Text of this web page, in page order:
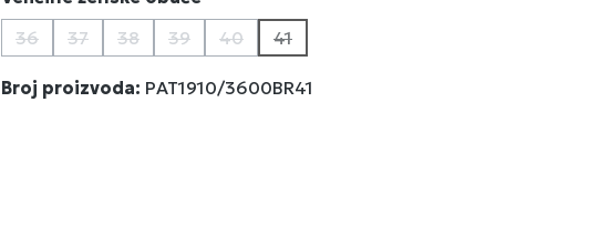
36
(Ova opcija trenutno nije dostupna.)
37
(Ova opcija trenutno nije dostupna.)
38
(Ova opcija trenutno nije dostupna.)
39
(Ova opcija trenutno nije dostupna.)
40
(Ova opcija trenutno nije dostupna.)
41
(Ova opcija trenutno nije dostupna.)
Broj proizvoda: PAT1910/3600BR41